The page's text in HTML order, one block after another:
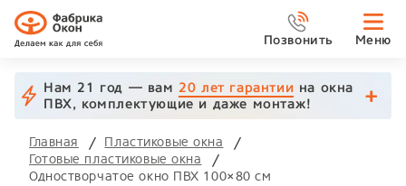
Позвонить Меню
Нам 21 год — вам 20 лет гарантии на окна
ПВХ, комплектующие и даже монтаж!
Главная
Пластиковые окна
Готовые пластиковые окна
Одностворчатое окно ПВХ 100×80 см